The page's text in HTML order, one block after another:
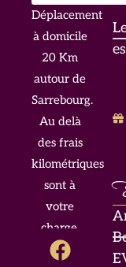
Déplacement
à domicile
20 Km
autour de
Sarrebourg.
Au delà
des frais
kilométriques
sont à
votre
charge.
F
a
I
n
L
i